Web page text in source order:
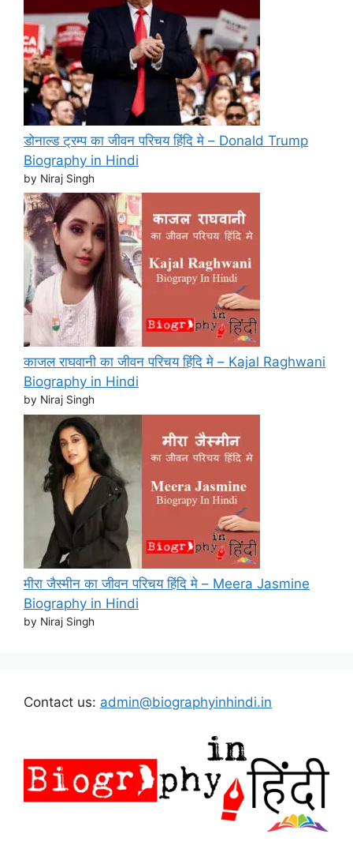
डोनाल्ड ट्रम्प का जीवन परिचय हिंदि मे – Donald Trump
Biography in Hindi
by Niraj Singh
काजल राघवानी का जीवन परिचय हिंदि मे – Kajal Raghwani
Biography in Hindi
by Niraj Singh
मीरा जैस्मीन का जीवन परिचय हिंदि मे – Meera Jasmine
Biography in Hindi
by Niraj Singh
Contact us: admin@biographyinhindi.in